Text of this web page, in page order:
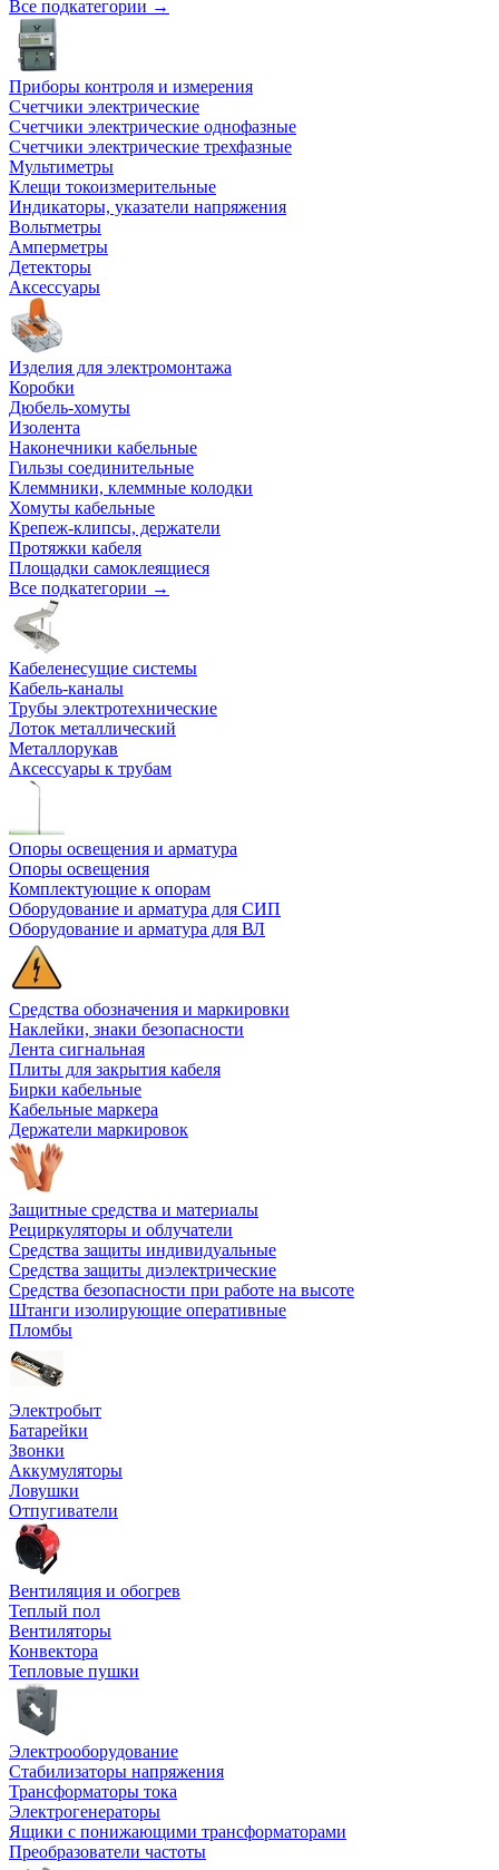
Все подкатегории →
Приборы контроля и измерения
Счетчики электрические
Счетчики электрические однофазные
Счетчики электрические трехфазные
Мультиметры
Клещи токоизмерительные
Индикаторы, указатели напряжения
Вольтметры
Амперметры
Детекторы
Аксессуары
Изделия для электромонтажа
Коробки
Дюбель-хомуты
Изолента
Наконечники кабельные
Гильзы соединительные
Клеммники, клеммные колодки
Хомуты кабельные
Крепеж-клипсы, держатели
Протяжки кабеля
Площадки самоклеящиеся
Все подкатегории →
Кабеленесущие системы
Кабель-каналы
Трубы электротехнические
Лоток металлический
Металлорукав
Аксессуары к трубам
Опоры освещения и арматура
Опоры освещения
Комплектующие к опорам
Оборудование и арматура для СИП
Оборудование и арматура для ВЛ
Средства обозначения и маркировки
Наклейки, знаки безопасности
Лента сигнальная
Плиты для закрытия кабеля
Бирки кабельные
Кабельные маркера
Держатели маркировок
Защитные средства и материалы
Рециркуляторы и облучатели
Средства защиты индивидуальные
Средства защиты диэлектрические
Средства безопасности при работе на высоте
Штанги изолирующие оперативные
Пломбы
Электробыт
Батарейки
Звонки
Аккумуляторы
Ловушки
Отпугиватели
Вентиляция и обогрев
Теплый пол
Вентиляторы
Конвектора
Тепловые пушки
Электрооборудование
Стабилизаторы напряжения
Трансформаторы тока
Электрогенераторы
Ящики с понижающими трансформаторами
Преобразователи частоты